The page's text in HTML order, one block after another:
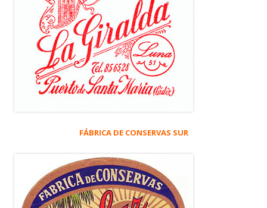
FÁBRICA DE CONSERVAS SUR